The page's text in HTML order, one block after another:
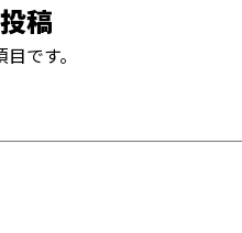
稿
です。